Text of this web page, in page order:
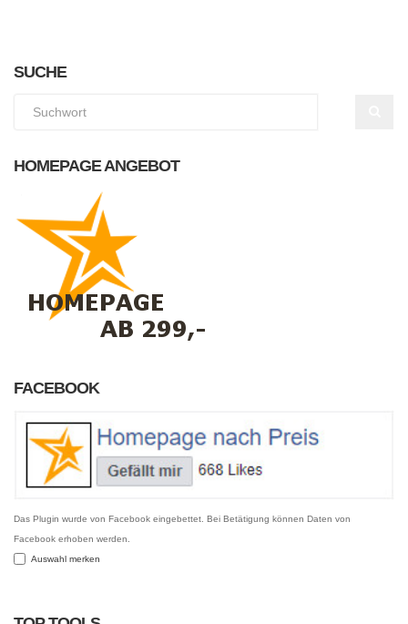
SUCHE
HOMEPAGE ANGEBOT
FACEBOOK
Das Plugin wurde von Facebook eingebettet. Bei Betätigung können Daten von
Facebook erhoben werden.
Auswahl merken